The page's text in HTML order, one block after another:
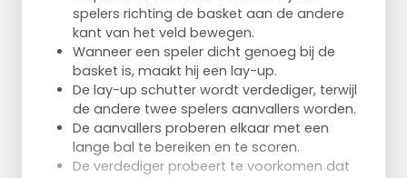
spelers richting de basket aan de andere
kant van het veld bewegen.
Wanneer een speler dicht genoeg bij de
basket is, maakt hij een lay-up.
De lay-up schutter wordt verdediger, terwijl
de andere twee spelers aanvallers worden.
De aanvallers proberen elkaar met een
lange bal te bereiken en te scoren.
De verdediger probeert te voorkomen dat